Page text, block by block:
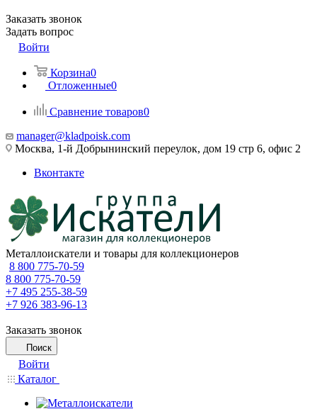
Заказать звонок
Задать вопрос
Войти
Корзина0
Отложенные0
Сравнение товаров0
manager@kladpoisk.com
Москва, 1-й Добрынинский переулок, дом 19 стр 6, офис 2
Вконтакте
Металлоискатели и товары для коллекционеров
8 800 775-70-59
8 800 775-70-59
+7 495 255-38-59
+7 926 383-96-13
Заказать звонок
Поиск
Войти
Каталог